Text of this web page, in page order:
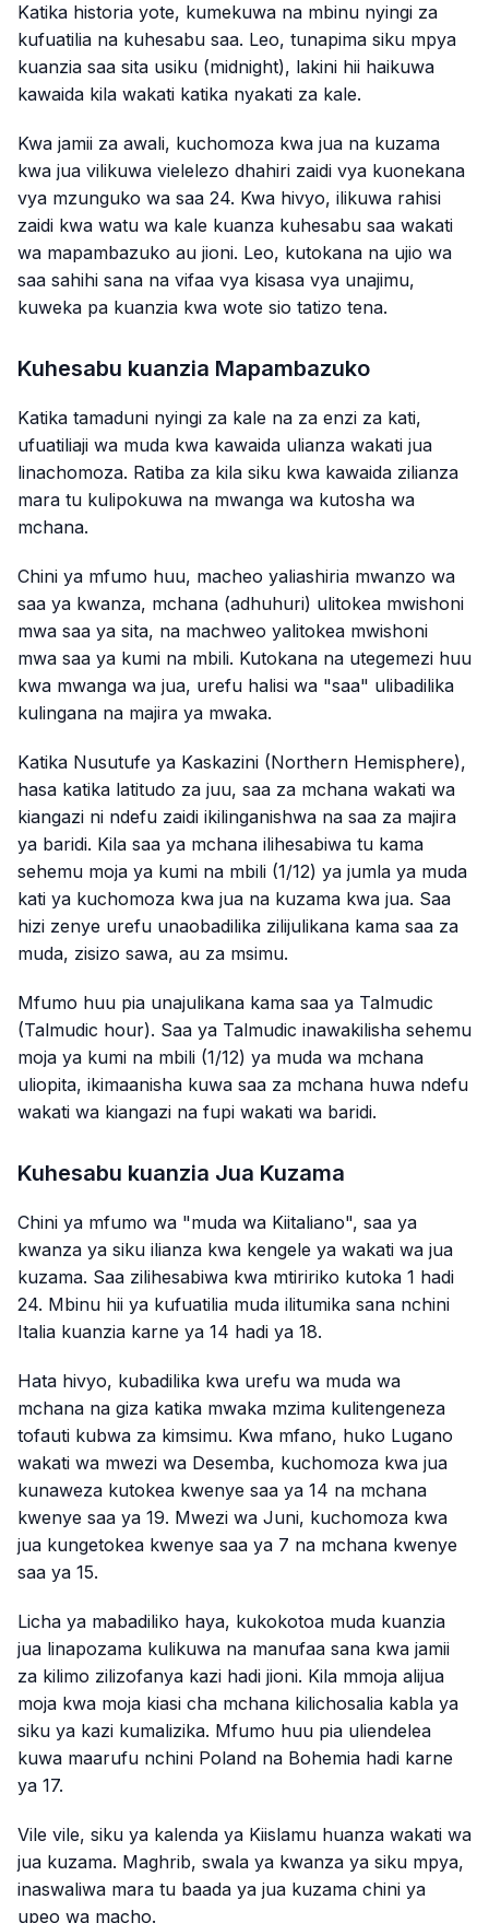
Katika historia yote, kumekuwa na mbinu nyingi za
kufuatilia na kuhesabu saa. Leo, tunapima siku mpya
kuanzia saa sita usiku (midnight), lakini hii haikuwa
kawaida kila wakati katika nyakati za kale.
Kwa jamii za awali, kuchomoza kwa jua na kuzama
kwa jua vilikuwa vielelezo dhahiri zaidi vya kuonekana
vya mzunguko wa saa 24. Kwa hivyo, ilikuwa rahisi
zaidi kwa watu wa kale kuanza kuhesabu saa wakati
wa mapambazuko au jioni. Leo, kutokana na ujio wa
saa sahihi sana na vifaa vya kisasa vya unajimu,
kuweka pa kuanzia kwa wote sio tatizo tena.
Kuhesabu kuanzia Mapambazuko
Katika tamaduni nyingi za kale na za enzi za kati,
ufuatiliaji wa muda kwa kawaida ulianza wakati jua
linachomoza. Ratiba za kila siku kwa kawaida zilianza
mara tu kulipokuwa na mwanga wa kutosha wa
mchana.
Chini ya mfumo huu, macheo yaliashiria mwanzo wa
saa ya kwanza, mchana (adhuhuri) ulitokea mwishoni
mwa saa ya sita, na machweo yalitokea mwishoni
mwa saa ya kumi na mbili. Kutokana na utegemezi huu
kwa mwanga wa jua, urefu halisi wa "saa" ulibadilika
kulingana na majira ya mwaka.
Katika Nusutufe ya Kaskazini (Northern Hemisphere),
hasa katika latitudo za juu, saa za mchana wakati wa
kiangazi ni ndefu zaidi ikilinganishwa na saa za majira
ya baridi. Kila saa ya mchana ilihesabiwa tu kama
sehemu moja ya kumi na mbili (1/12) ya jumla ya muda
kati ya kuchomoza kwa jua na kuzama kwa jua. Saa
hizi zenye urefu unaobadilika zilijulikana kama saa za
muda, zisizo sawa, au za msimu.
Mfumo huu pia unajulikana kama saa ya Talmudic
(Talmudic hour). Saa ya Talmudic inawakilisha sehemu
moja ya kumi na mbili (1/12) ya muda wa mchana
uliopita, ikimaanisha kuwa saa za mchana huwa ndefu
wakati wa kiangazi na fupi wakati wa baridi.
Kuhesabu kuanzia Jua Kuzama
Chini ya mfumo wa "muda wa Kiitaliano", saa ya
kwanza ya siku ilianza kwa kengele ya wakati wa jua
kuzama. Saa zilihesabiwa kwa mtiririko kutoka 1 hadi
24. Mbinu hii ya kufuatilia muda ilitumika sana nchini
Italia kuanzia karne ya 14 hadi ya 18.
Hata hivyo, kubadilika kwa urefu wa muda wa
mchana na giza katika mwaka mzima kulitengeneza
tofauti kubwa za kimsimu. Kwa mfano, huko Lugano
wakati wa mwezi wa Desemba, kuchomoza kwa jua
kunaweza kutokea kwenye saa ya 14 na mchana
kwenye saa ya 19. Mwezi wa Juni, kuchomoza kwa
jua kungetokea kwenye saa ya 7 na mchana kwenye
saa ya 15.
Licha ya mabadiliko haya, kukokotoa muda kuanzia
jua linapozama kulikuwa na manufaa sana kwa jamii
za kilimo zilizofanya kazi hadi jioni. Kila mmoja alijua
moja kwa moja kiasi cha mchana kilichosalia kabla ya
siku ya kazi kumalizika. Mfumo huu pia uliendelea
kuwa maarufu nchini Poland na Bohemia hadi karne
ya 17.
Vile vile, siku ya kalenda ya Kiislamu huanza wakati wa
jua kuzama. Maghrib, swala ya kwanza ya siku mpya,
inaswaliwa mara tu baada ya jua kuzama chini ya
upeo wa macho.